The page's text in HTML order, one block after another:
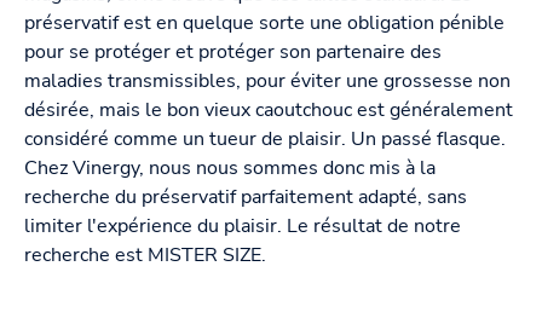
préservatif est en quelque sorte une obligation pénible
pour se protéger et protéger son partenaire des
maladies transmissibles, pour éviter une grossesse non
désirée, mais le bon vieux caoutchouc est généralement
considéré comme un tueur de plaisir. Un passé flasque.
Chez Vinergy, nous nous sommes donc mis à la
recherche du préservatif parfaitement adapté, sans
limiter l'expérience du plaisir. Le résultat de notre
recherche est MISTER SIZE.